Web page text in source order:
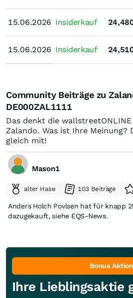
15.06.2026
15.06.2026
15.06.2026 Insiderkauf
15.06.2026 Insiderkauf
Community Beiträge zu
DE000ZAL1111
Das denkt die
Zalando. Was ist Ihre Meinung?
gleich mit!
Mason1
alter Hase 103 Beiträge
Anders Holch Povlsen hat für knapp
dazugekauft, siehe EQS-News.
Bonus Aktion
Ihre Lieblingsaktie